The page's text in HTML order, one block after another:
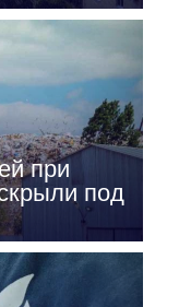
при
под